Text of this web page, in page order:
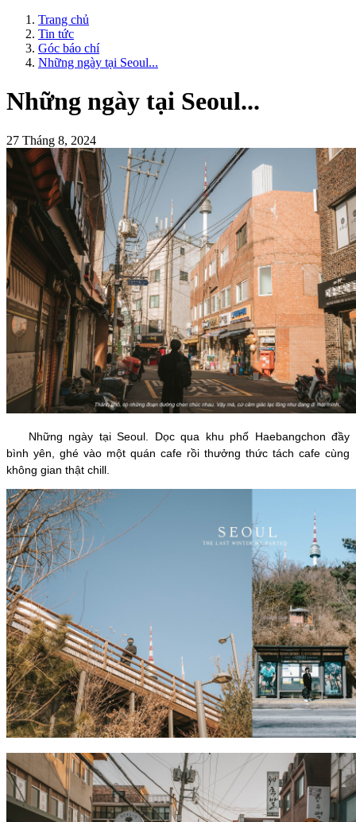
Trang chủ
Tin tức
Góc báo chí
Những ngày tại Seoul...
Những ngày tại Seoul...
27 Tháng 8, 2024
Những ngày tại Seoul. Dọc qua khu phố Haebangchon đầy
bình yên, ghé vào một quán cafe rồi thưởng thức tách cafe cùng
không gian thật chill.